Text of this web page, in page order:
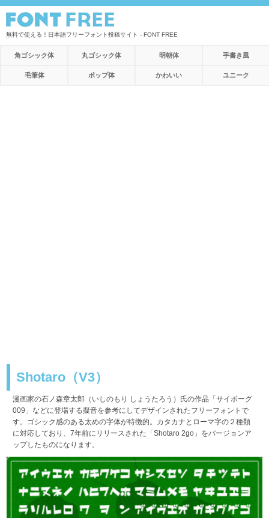
無料で使える！日本語フリーフォント投稿サイト - FONT FREE
角ゴシック体 丸ゴシック体 明朝体 手書き風
毛筆体 ポップ体 かわいい ユニーク
Shotaro（V3）
漫画家の石ノ森章太郎（いしのもり しょうたろう）氏の作品「サイボーグ
009」などに登場する擬音を参考にしてデザインされたフリーフォントで
す。ゴシック感のある太めの字体が特徴的。カタカナとローマ字の２種類
に対応しており、7年前にリリースされた「Shotaro 2go」をバージョンア
ップしたものになります。